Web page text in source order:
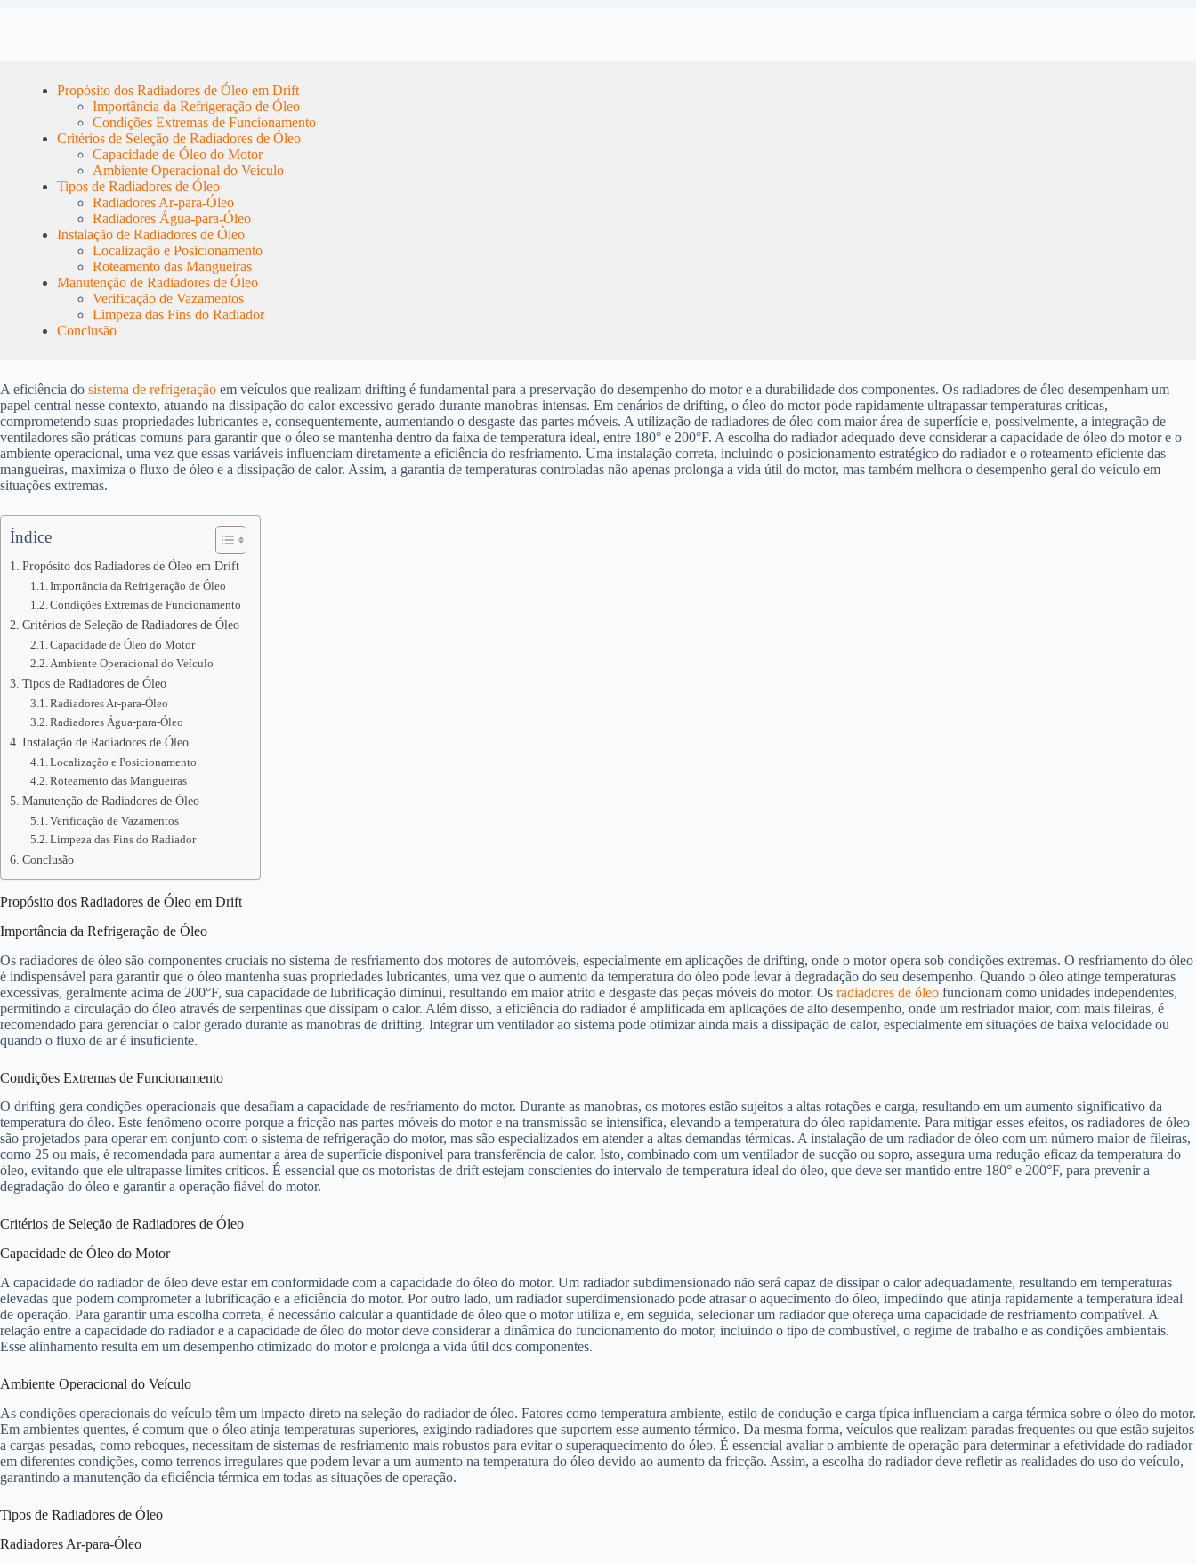
Propósito dos Radiadores de Óleo em Drift
Importância da Refrigeração de Óleo
Condições Extremas de Funcionamento
Critérios de Seleção de Radiadores de Óleo
Capacidade de Óleo do Motor
Ambiente Operacional do Veículo
Tipos de Radiadores de Óleo
Radiadores Ar-para-Óleo
Radiadores Água-para-Óleo
Instalação de Radiadores de Óleo
Localização e Posicionamento
Roteamento das Mangueiras
Manutenção de Radiadores de Óleo
Verificação de Vazamentos
Limpeza das Fins do Radiador
Conclusão
A eficiência do sistema de refrigeração em veículos que realizam drifting é fundamental para a preservação do desempenho do motor e a durabilidade dos componentes. Os radiadores de óleo desempenham um
papel central nesse contexto, atuando na dissipação do calor excessivo gerado durante manobras intensas. Em cenários de drifting, o óleo do motor pode rapidamente ultrapassar temperaturas críticas,
comprometendo suas propriedades lubricantes e, consequentemente, aumentando o desgaste das partes móveis. A utilização de radiadores de óleo com maior área de superfície e, possivelmente, a integração de
ventiladores são práticas comuns para garantir que o óleo se mantenha dentro da faixa de temperatura ideal, entre 180° e 200°F. A escolha do radiador adequado deve considerar a capacidade de óleo do motor e o
ambiente operacional, uma vez que essas variáveis influenciam diretamente a eficiência do resfriamento. Uma instalação correta, incluindo o posicionamento estratégico do radiador e o roteamento eficiente das
mangueiras, maximiza o fluxo de óleo e a dissipação de calor. Assim, a garantia de temperaturas controladas não apenas prolonga a vida útil do motor, mas também melhora o desempenho geral do veículo em
situações extremas.
Índice
Propósito dos Radiadores de Óleo em Drift
Importância da Refrigeração de Óleo
Condições Extremas de Funcionamento
Critérios de Seleção de Radiadores de Óleo
Capacidade de Óleo do Motor
Ambiente Operacional do Veículo
Tipos de Radiadores de Óleo
Radiadores Ar-para-Óleo
Radiadores Água-para-Óleo
Instalação de Radiadores de Óleo
Localização e Posicionamento
Roteamento das Mangueiras
Manutenção de Radiadores de Óleo
Verificação de Vazamentos
Limpeza das Fins do Radiador
Conclusão
Propósito dos Radiadores de Óleo em Drift
Importância da Refrigeração de Óleo
Os radiadores de óleo são componentes cruciais no sistema de resfriamento dos motores de automóveis, especialmente em aplicações de drifting, onde o motor opera sob condições extremas. O resfriamento do óleo
é indispensável para garantir que o óleo mantenha suas propriedades lubricantes, uma vez que o aumento da temperatura do óleo pode levar à degradação do seu desempenho. Quando o óleo atinge temperaturas
excessivas, geralmente acima de 200°F, sua capacidade de lubrificação diminui, resultando em maior atrito e desgaste das peças móveis do motor. Os radiadores de óleo funcionam como unidades independentes,
permitindo a circulação do óleo através de serpentinas que dissipam o calor. Além disso, a eficiência do radiador é amplificada em aplicações de alto desempenho, onde um resfriador maior, com mais fileiras, é
recomendado para gerenciar o calor gerado durante as manobras de drifting. Integrar um ventilador ao sistema pode otimizar ainda mais a dissipação de calor, especialmente em situações de baixa velocidade ou
quando o fluxo de ar é insuficiente.
Condições Extremas de Funcionamento
O drifting gera condições operacionais que desafiam a capacidade de resfriamento do motor. Durante as manobras, os motores estão sujeitos a altas rotações e carga, resultando em um aumento significativo da
temperatura do óleo. Este fenômeno ocorre porque a fricção nas partes móveis do motor e na transmissão se intensifica, elevando a temperatura do óleo rapidamente. Para mitigar esses efeitos, os radiadores de óleo
são projetados para operar em conjunto com o sistema de refrigeração do motor, mas são especializados em atender a altas demandas térmicas. A instalação de um radiador de óleo com um número maior de fileiras,
como 25 ou mais, é recomendada para aumentar a área de superfície disponível para transferência de calor. Isto, combinado com um ventilador de sucção ou sopro, assegura uma redução eficaz da temperatura do
óleo, evitando que ele ultrapasse limites críticos. É essencial que os motoristas de drift estejam conscientes do intervalo de temperatura ideal do óleo, que deve ser mantido entre 180° e 200°F, para prevenir a
degradação do óleo e garantir a operação fiável do motor.
Critérios de Seleção de Radiadores de Óleo
Capacidade de Óleo do Motor
A capacidade do radiador de óleo deve estar em conformidade com a capacidade do óleo do motor. Um radiador subdimensionado não será capaz de dissipar o calor adequadamente, resultando em temperaturas
elevadas que podem comprometer a lubrificação e a eficiência do motor. Por outro lado, um radiador superdimensionado pode atrasar o aquecimento do óleo, impedindo que atinja rapidamente a temperatura ideal
de operação. Para garantir uma escolha correta, é necessário calcular a quantidade de óleo que o motor utiliza e, em seguida, selecionar um radiador que ofereça uma capacidade de resfriamento compatível. A
relação entre a capacidade do radiador e a capacidade de óleo do motor deve considerar a dinâmica do funcionamento do motor, incluindo o tipo de combustível, o regime de trabalho e as condições ambientais.
Esse alinhamento resulta em um desempenho otimizado do motor e prolonga a vida útil dos componentes.
Ambiente Operacional do Veículo
As condições operacionais do veículo têm um impacto direto na seleção do radiador de óleo. Fatores como temperatura ambiente, estilo de condução e carga típica influenciam a carga térmica sobre o óleo do motor.
Em ambientes quentes, é comum que o óleo atinja temperaturas superiores, exigindo radiadores que suportem esse aumento térmico. Da mesma forma, veículos que realizam paradas frequentes ou que estão sujeitos
a cargas pesadas, como reboques, necessitam de sistemas de resfriamento mais robustos para evitar o superaquecimento do óleo. É essencial avaliar o ambiente de operação para determinar a efetividade do radiador
em diferentes condições, como terrenos irregulares que podem levar a um aumento na temperatura do óleo devido ao aumento da fricção. Assim, a escolha do radiador deve refletir as realidades do uso do veículo,
garantindo a manutenção da eficiência térmica em todas as situações de operação.
Tipos de Radiadores de Óleo
Radiadores Ar-para-Óleo